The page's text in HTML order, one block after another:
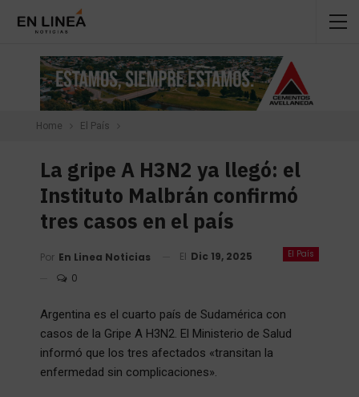
Home El País
La gripe A H3N2 ya llegó: el
Instituto Malbrán confirmó
tres casos en el país
El País
Por En Linea Noticias El Dic 19, 2025
0
Argentina es el cuarto país de Sudamérica con
casos de la Gripe A H3N2. El Ministerio de Salud
informó que los tres afectados «transitan la
enfermedad sin complicaciones».